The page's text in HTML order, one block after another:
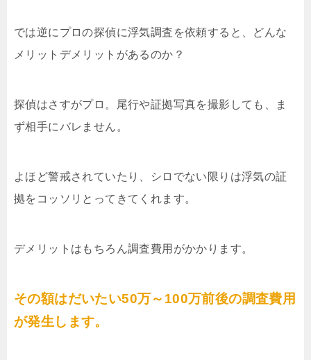
では逆にプロの探偵に浮気調査を依頼すると、どんな
メリットデメリットがあるのか？
探偵はさすがプロ。尾行や証拠写真を撮影しても、ま
ず相手にバレません。
よほど警戒されていたり、シロでない限りは浮気の証
拠をコッソリとってきてくれます。
デメリットはもちろん調査費用がかかります。
その額はだいたい50万～100万前後の調査費用
が発生します。